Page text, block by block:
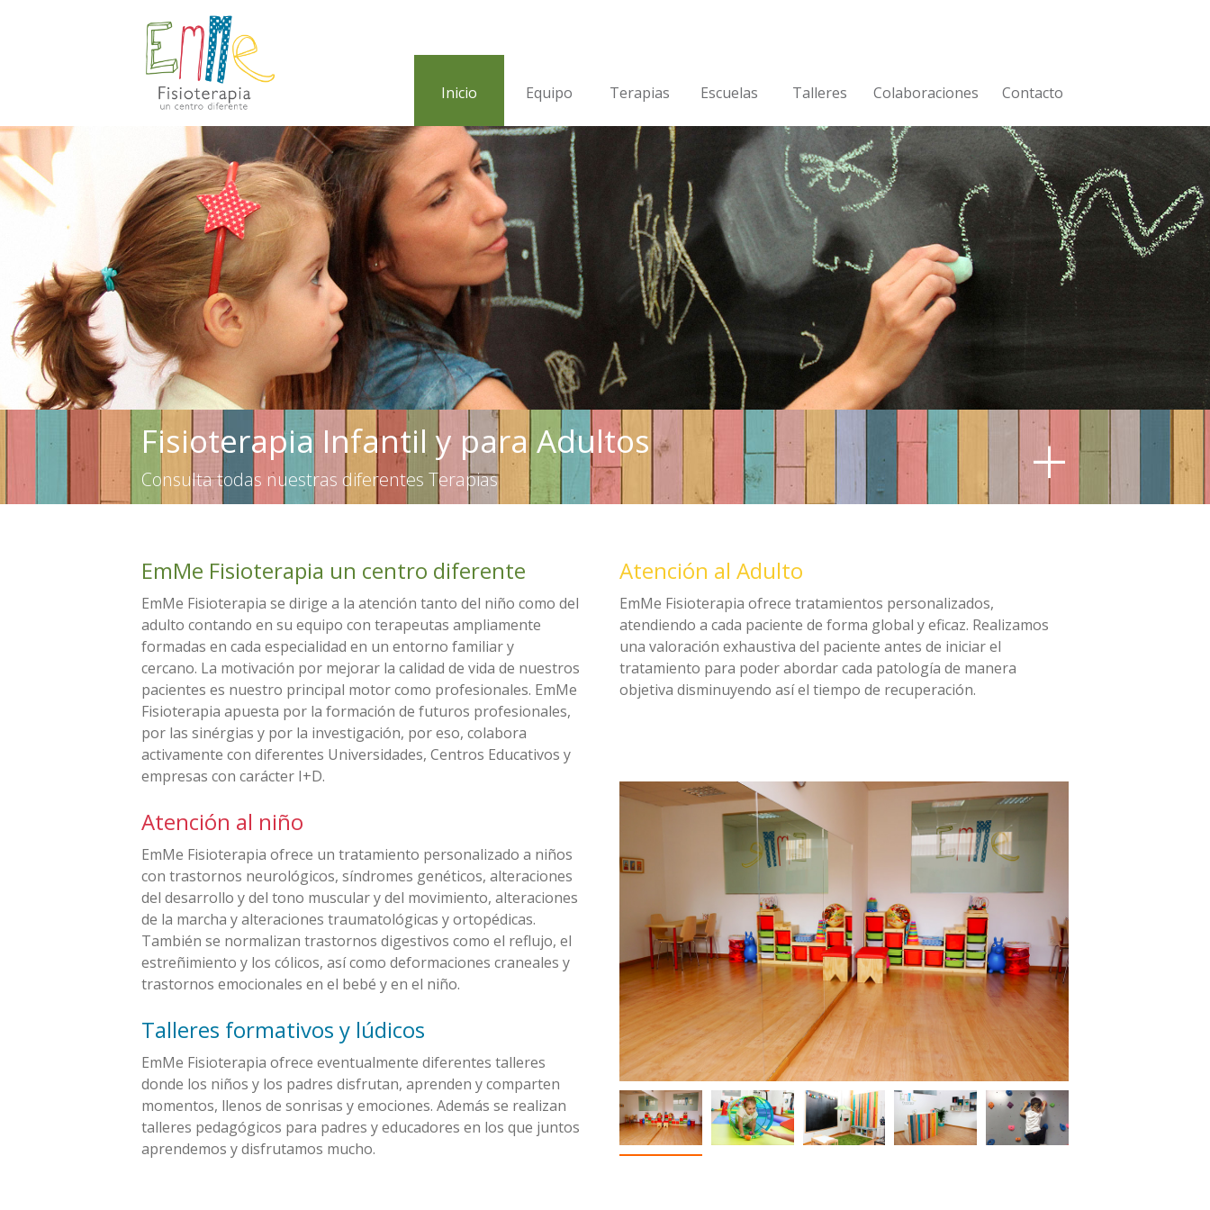
Inicio Equipo Terapias Escuelas Talleres Colaboraciones Contacto
Fisioterapia Infantil y para Adultos
Consulta todas nuestras diferentes Terapias +
EmMe Fisioterapia un centro diferente
EmMe Fisioterapia se dirige a la atención tanto del niño como del
adulto contando en su equipo con terapeutas ampliamente
formadas en cada especialidad en un entorno familiar y
cercano. La motivación por mejorar la calidad de vida de nuestros
pacientes es nuestro principal motor como profesionales. EmMe
Fisioterapia apuesta por la formación de futuros profesionales,
por las sinérgias y por la investigación, por eso, colabora
activamente con diferentes Universidades, Centros Educativos y
empresas con carácter I+D.
Atención al niño
EmMe Fisioterapia ofrece un tratamiento personalizado a niños
con trastornos neurológicos, síndromes genéticos, alteraciones
del desarrollo y del tono muscular y del movimiento, alteraciones
de la marcha y alteraciones traumatológicas y ortopédicas.
También se normalizan trastornos digestivos como el reflujo, el
estreñimiento y los cólicos, así como deformaciones craneales y
trastornos emocionales en el bebé y en el niño.
Talleres formativos y lúdicos
EmMe Fisioterapia ofrece eventualmente diferentes talleres
donde los niños y los padres disfrutan, aprenden y comparten
momentos, llenos de sonrisas y emociones. Además se realizan
talleres pedagógicos para padres y educadores en los que juntos
aprendemos y disfrutamos mucho.
Atención al Adulto
EmMe Fisioterapia ofrece tratamientos personalizados,
atendiendo a cada paciente de forma global y eficaz. Realizamos
una valoración exhaustiva del paciente antes de iniciar el
tratamiento para poder abordar cada patología de manera
objetiva disminuyendo así el tiempo de recuperación.